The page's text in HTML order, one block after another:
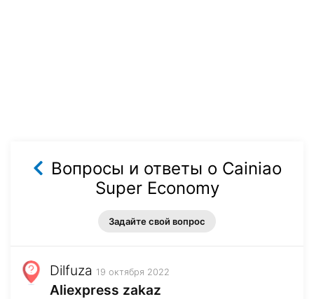
Вопросы и ответы о Cainiao
Super Economy
Задайте свой вопрос
Dilfuza 19 октября 2022
Aliexpress zakaz